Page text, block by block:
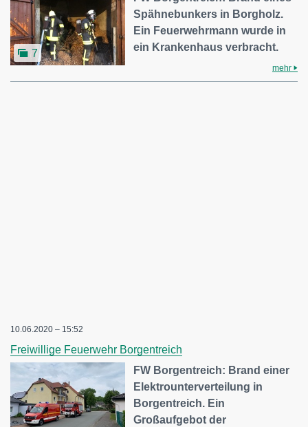
7
Spähnebunkers in Borgholz.
Ein Feuerwehrmann wurde in
ein Krankenhaus verbracht.
mehr
10.06.2020 – 15:52
Freiwillige Feuerwehr Borgentreich
FW Borgentreich: Brand einer
Elektrounterverteilung in
Borgentreich. Ein
Großaufgebot der